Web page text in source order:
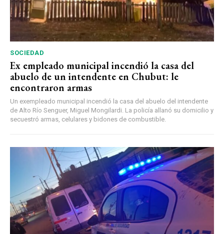
SOCIEDAD
Ex empleado municipal incendió la casa del
abuelo de un intendente en Chubut: le
encontraron armas
Un exempleado municipal incendió la casa del abuelo del intendente
de Alto Río Senguer, Miguel Mongilardi. La policía allanó su domicilio y
secuestró armas, celulares y bidones de combustible.